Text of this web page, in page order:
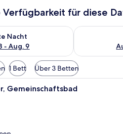
für diese
Nacht
- Aug. 9
für heute Nacht, Aug. 8
Überprüfe
1 Bett Über 3 Betten
Ein Etagenbett mit einer
Gemeinschaftsbad